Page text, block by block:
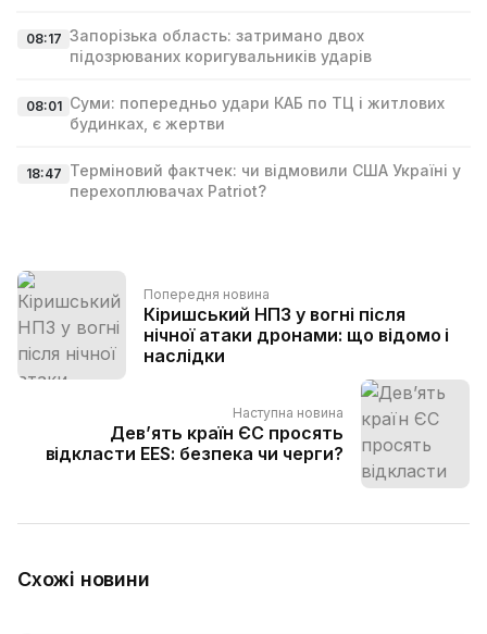
08:17 Запорізька область: затримано двох
підозрюваних коригувальників ударів
08:01 Суми: попередньо удари КАБ по ТЦ і житлових
будинках, є жертви
18:47 Терміновий фактчек: чи відмовили США Україні у
перехоплювачах Patriot?
Попередня новина
Кіришський НПЗ у вогні після
нічної атаки дронами: що відомо і
наслідки
Наступна новина
Дев’ять країн ЄС просять
відкласти EES: безпека чи черги?
Схожі новини